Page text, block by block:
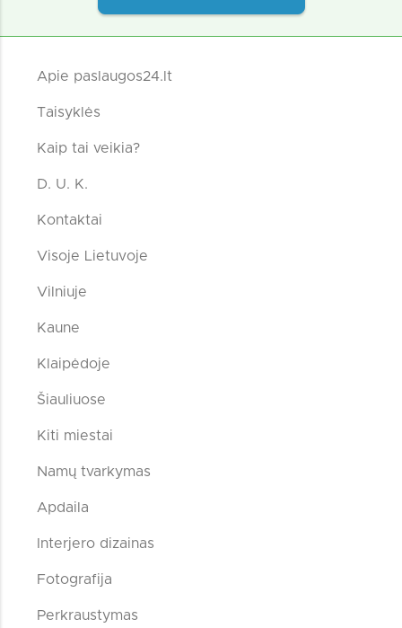
Apie paslaugos24.lt
Taisyklės
Kaip tai veikia?
D. U. K.
Kontaktai
Visoje Lietuvoje
Vilniuje
Kaune
Klaipėdoje
Šiauliuose
Kiti miestai
Namų tvarkymas
Apdaila
Interjero dizainas
Fotografija
Perkraustymas